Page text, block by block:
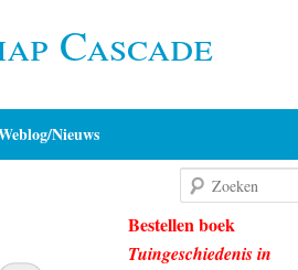
Cascade
Nieuws
Bestellen boek
Tuingeschiedenis in